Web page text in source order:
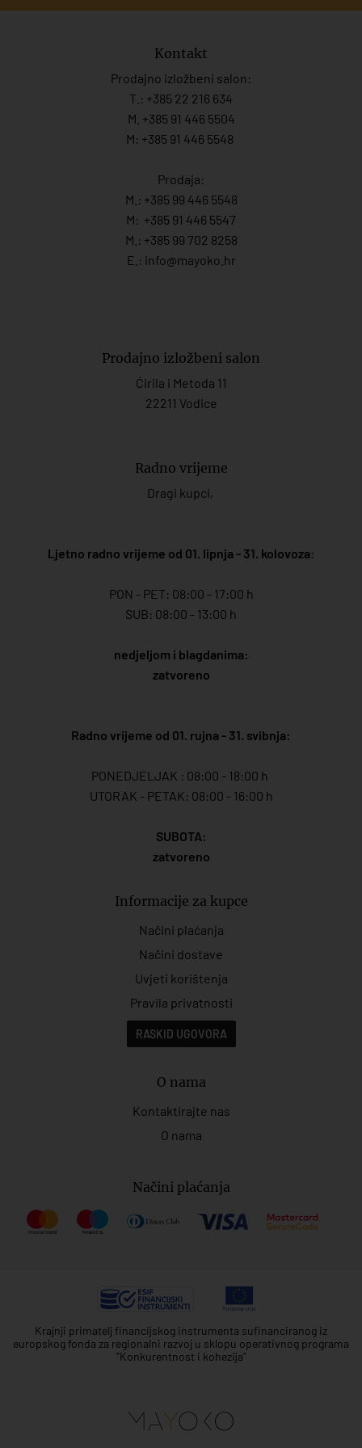
Kontakt
Prodajno izložbeni salon:
T.: +385 22 216 634
M. +385 91 446 5504
M: +385 91 446 5548
Prodaja:
M.: +385 99 446 5548
M: +385 91 446 5547
M.: +385 99 702 8258
E.: info@mayoko. hr
Prodajno izložbeni salon
Ćirila i Metoda 11
22211 Vodice
Radno vrijeme
Dragi kupci,
Ljetno radno vrijeme od 01. lipnja - 31. kolovoza:
PON - PET: 08:00 - 17:00 h
SUB: 08:00 - 13:00 h
nedjeljom i blagdanima:
zatvoreno
Radno vrijeme od 01. rujna - 31. svibnja:
PONEDJELJAK : 08:00 - 18:00 h
UTORAK - PETAK: 08:00 - 16:00 h
SUBOTA:
zatvoreno
Informacije za kupce
Načini plaćanja
Načini dostave
Uvjeti korištenja
Pravila privatnosti
RASKID UGOVORA
O nama
Kontaktirajte nas
O nama
Načini plaćanja
Krajnji primatelj financijskog instrumenta sufinanciranog iz
europskog fonda za regionalni razvoj u sklopu operativnog programa
"Konkurentnost i kohezija"